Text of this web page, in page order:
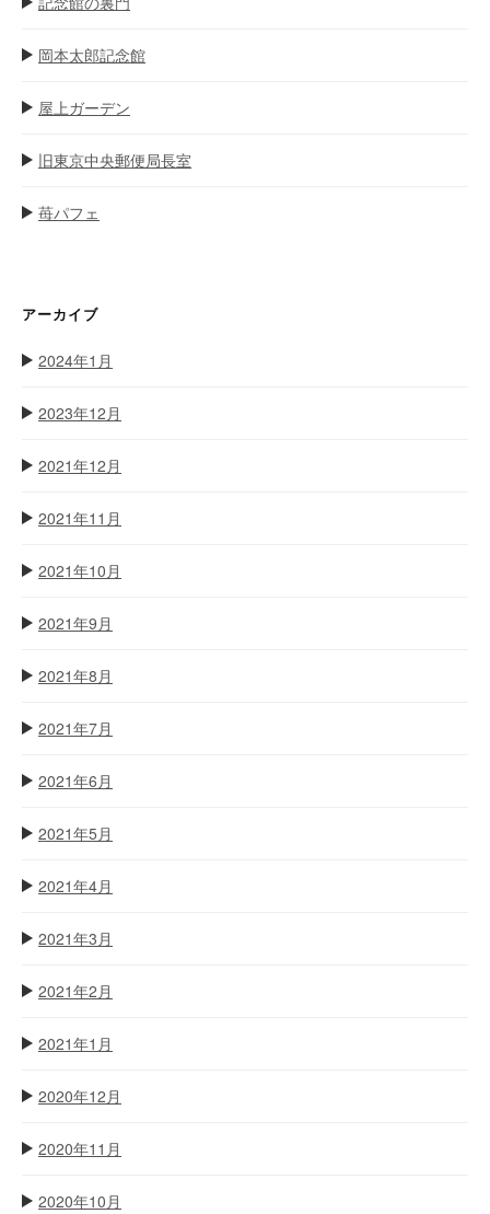
岡本太郎記念館
屋上ガーデン
旧東京中央郵便局長室
苺パフェ
アーカイブ
2024年1月
2023年12月
2021年12月
2021年11月
2021年10月
2021年9月
2021年8月
2021年7月
2021年6月
2021年5月
2021年4月
2021年3月
2021年2月
2021年1月
2020年12月
2020年11月
2020年10月